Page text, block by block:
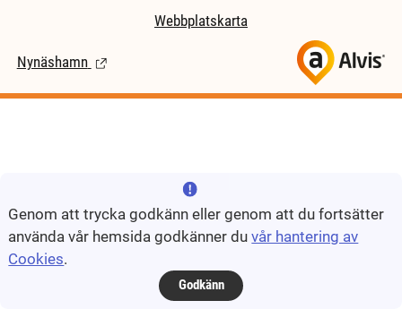
Webbplatskarta
Nynäshamn (Länk till extern sida.)
Genom att trycka godkänn eller genom att du fortsätter
använda vår hemsida godkänner duvår hantering av
Cookies.
Godkänn